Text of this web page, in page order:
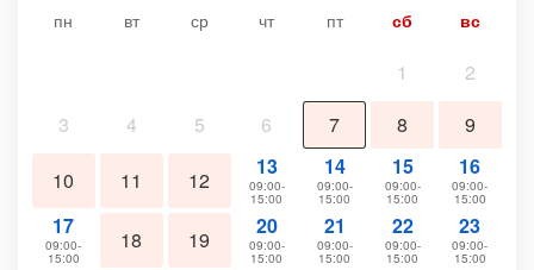
пн вт ср чт пт сб вс
1
2
3
4 5 6 7 8 9
10 11 12
13
09:00-
15:00
14
09:00-
15:00
15
09:00-
15:00
16
09:00-
15:00
17
09:00-
15:00
18 19
20
09:00-
15:00
21
09:00-
15:00
22
09:00-
15:00
23
09:00-
15:00